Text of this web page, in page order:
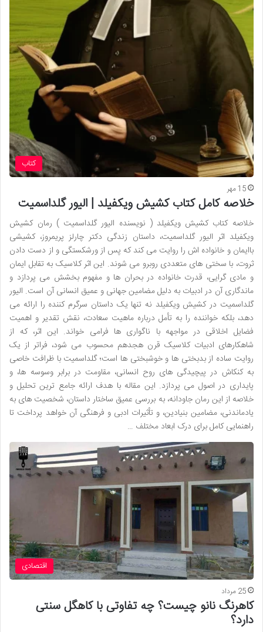
کتاب
15 مهر
خلاصه کامل کتاب کشیش ویکفیلد | الیور گلداسمیت
خلاصه کتاب کشیش ویکفیلد ( نویسنده الیور گلداسمیت ) رمان کشیش
ویکفیلد اثر الیور گلداسمیت، داستان زندگی دکتر چارلز پریمروز، کشیشی
باایمان و خانواده اش را روایت می کند که پس از ورشکستگی و از دست دادن
ثروت، با سختی های متعددی روبرو می شوند. این اثر کلاسیک به تقابل ایمان
و مادی گرایی، قدرت خانواده در بحران ها و مفهوم بخشش می پردازد و
ماندگاری آن در ادبیات به دلیل مضامین جهانی و عمیق انسانی آن است. الیور
گلداسمیت در کشیش ویکفیلد نه تنها یک داستان سرگرم کننده را ارائه می
دهد، بلکه خواننده را به تأمل درباره ماهیت سعادت، نقش تقدیر و اهمیت
فضایل اخلاقی در مواجهه با ناگواری ها فرامی خواند. این اثر، که از
شاهکارهای ادبیات کلاسیک قرن هجدهم محسوب می شود، فراتر از یک
روایت ساده از بدبختی ها و خوشبختی ها است؛ گلداسمیت با ظرافت خاصی
به کنکاش در پیچیدگی های روح انسانی، مقاومت در برابر وسوسه ها، و
پایداری در اصول می پردازد. این مقاله با هدف ارائه جامع ترین تحلیل و
خلاصه از این رمان جاودانه، به بررسی عمیق ساختار داستان، شخصیت های به
یادماندنی، مضامین بنیادین، و تأثیرات ادبی و فرهنگی آن خواهد پرداخت تا
راهنمایی کامل برای درک ابعاد مختلف …
اقتصادی
25 مرداد
کاهرنگ نانو چیست؟ چه تفاوتی با کاهگل سنتی
دارد؟